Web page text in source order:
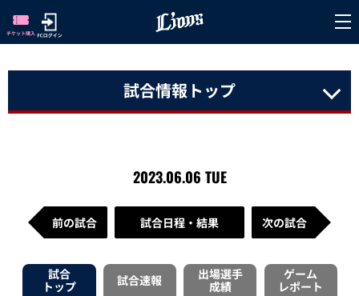
試合情報トップ
2023.06.06 TUE
前の試合 試合日程・結果 次の試合
試合
トップ
試合速報
出場選手
成績
ゲーム
レポート